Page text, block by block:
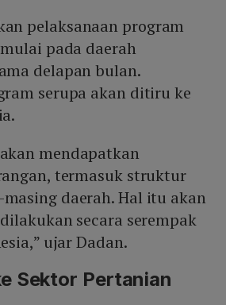
pelaksanaan program
pada daerah
delapan bulan.
serupa akan ditiru ke
mendapatkan
termasuk struktur
daerah. Hal itu akan
secara serempak
ujar Dadan.
Sektor Pertanian